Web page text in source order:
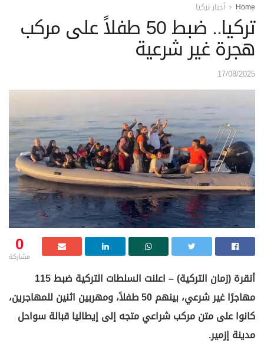
Home أخبار تركيا
تركيا.. ضبط 50 طفلاً على مركب
هجرة غير شرعية
17/08/2025
0
مشاركة
أنقرة (زمان التركية) – اعلنت السلطات التركية ضبط 115
مهاجرًا غير شرعي، بينهم 50 طفلاً، ومهربين اثنين للمهاجرين،
كانوا على متن مركب شراعي متجه إلى إيطاليا قبالة سواحل
مدينة إزمير.